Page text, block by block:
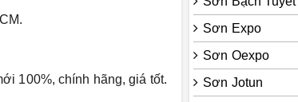
100%, chính hãng, giá tốt.
Sơn Expo
Sơn Oexpo
Sơn Jotun